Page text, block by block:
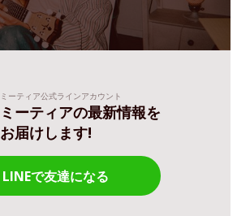
ミーティア公式ラインアカウント
ミーティアの最新情報を
お届けします!
LINEで友達になる